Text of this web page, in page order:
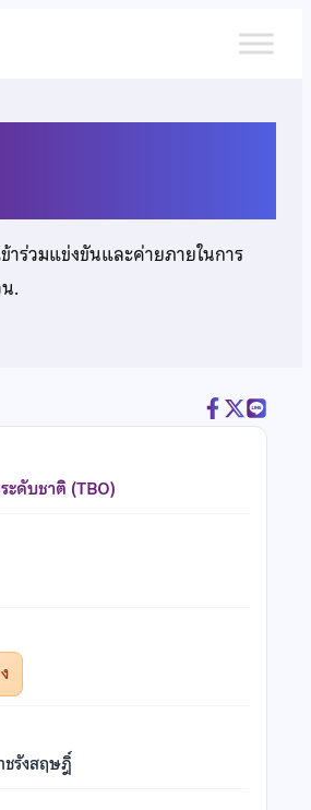
าร่วมแข่งขันและค่ายภายในการ
.
ะดับชาติ (TBO)
ชรังสฤษฎิ์